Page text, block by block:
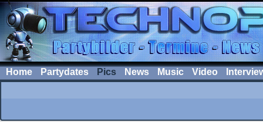
Home Partydates Pics News Music Video